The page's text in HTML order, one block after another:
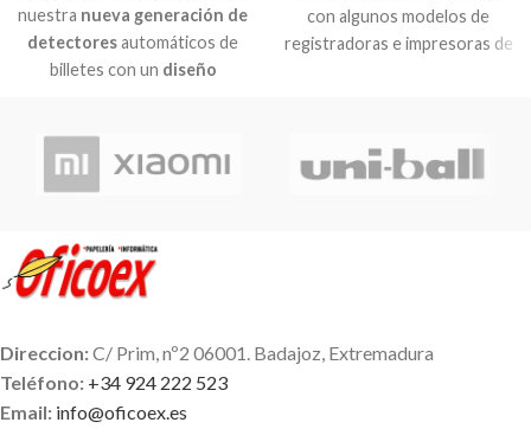
nuestra nueva generación de
detectoresautomáticos de
billetes con un diseño
Smart Protect permite
comprobar los billetes de
venta. Indica los billetes
sospechosos por medio de la
acústica de advertencia. El
detector de billetes con
detección automática de
divisa no tiene funciones
con algunos modelos de
registradoras e impresoras de
Direccion:C/ Prim, nº2 06001. Badajoz, Extremadura
Teléfono: +34 924 222 523
Email: info@oficoex.es